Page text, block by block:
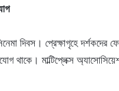
দিবস। প্রেক্ষাগৃহে দর্শকদের
থাকে। মাল্টিপ্লেক্স